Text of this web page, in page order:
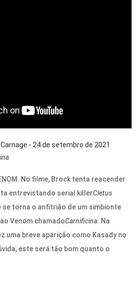
- 24 de setembro de 2021
No filme, Brock tenta reacender
entrevistando serial killerCletus
se torna o anfitrião de um simbionte
Venom chamadoCarnificina. Na
uma breve aparição como Kasady no
este será tão bom quanto o